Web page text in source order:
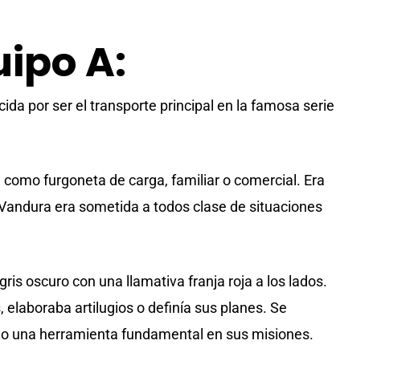
A:
por ser el transporte principal en la famosa serie
furgoneta de carga, familiar o comercial. Era
era sometida a todos clase de situaciones
oscuro con una llamativa franja roja a los lados.
artilugios o definía sus planes. Se
una herramienta fundamental en sus misiones.